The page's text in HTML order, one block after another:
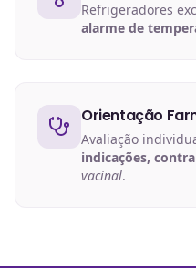
Refrigeradores
alarme de
Orientação
Avaliação
indicações,
vacinal.